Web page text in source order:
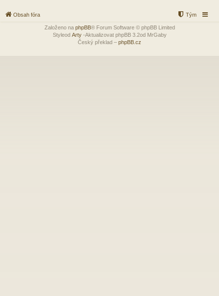
Obsah fóra Tým
Založeno na phpBB® Forum Software © phpBB Limited
Styleod Arty-Aktualizovat phpBB 3.2od MrGaby
Český překlad – phpBB.cz